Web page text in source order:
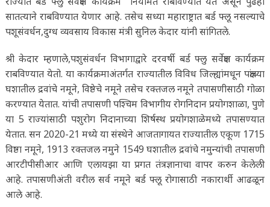
सातत्याने राबविण्यात येणार आहे. तसेच सध्या महाराष्ट्रात बर्ड फ्लू नसल्याचे
पशूसंवर्धन,दुग्ध व्यवसाय विकास मंत्री सुनिल केदार यांनी सांगितले.
श्री केदार म्हणाले,पशुसंवर्धन विभागाद्वारे दरवर्षी बर्ड फ्लु सर्वेक्षण कार्यक्रम
राबविण्यात येतो. या कार्यक्रमाअंतर्गत राज्यातील विविध जिल्ह्यांमधून पक्षांच्या
घशातील द्रवांचे नमूने, विष्ठेचे नमूने तसेच रक्तजल नमूने तपासणीसाठी गोळा
करण्यात येतात. यांची तपासणी पश्चिम विभागीय रोगनिदान प्रयोगशाळा, पुणे
या 5 राज्यांसाठी पशुरोग निदानाच्या शिर्षस्थ प्रयोगशाळेमध्ये तपासण्यात
येतात. सन 2020-21 मध्ये या संस्थेने आजतागायत राज्यातील एकूण 1715
विष्ठा नमूने, 1913 रक्तजल नमुने 1549 घशातील द्रवांचे नमुन्यांची तपासणी
आरटीपीसीआर आणि एलायझा या प्रगत तंत्रज्ञानाचा वापर करुन केलेली
आहे. तपासणीअंती वरील सर्व नमूने बर्ड फ्लू रोगासाठी नकारार्थी आढळून
आले आहे.